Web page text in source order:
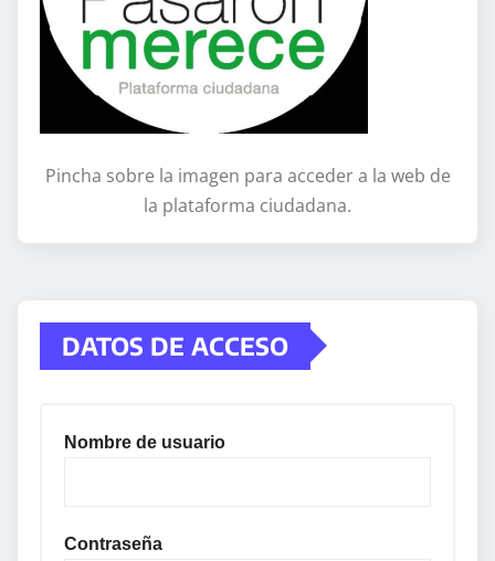
Pincha sobre la imagen para acceder a la web de
la plataforma ciudadana.
DATOS DE ACCESO
Nombre de usuario
Contraseña